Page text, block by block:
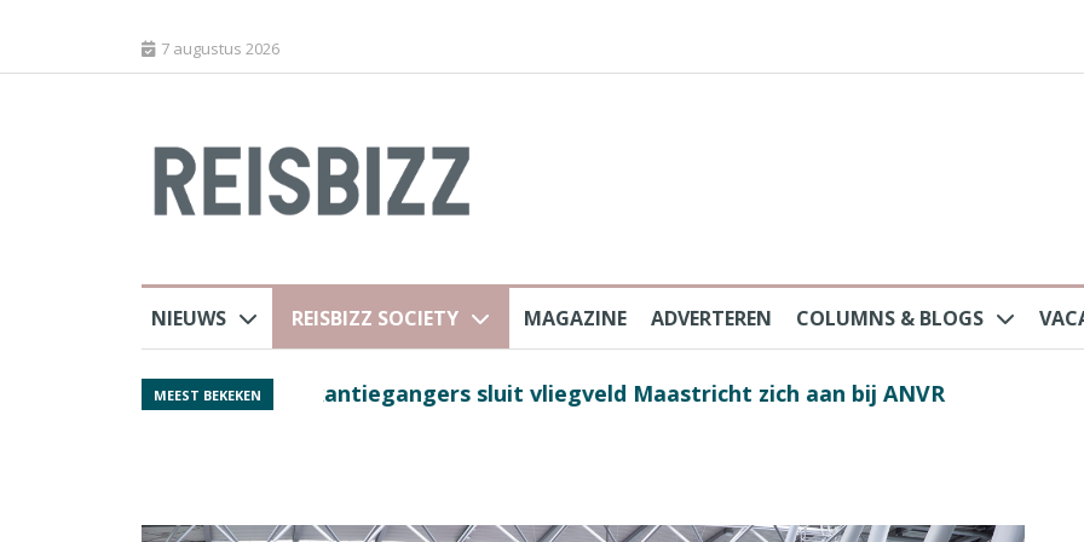
7 augustus 2026
NIEUWS REISBIZZ SOCIETY MAGAZINE ADVERTEREN COLUMNS & BLOGS
MEEST BEKEKEN
Spaans verkeersbureau na protesten massatoerisme: ‘Nederlandse